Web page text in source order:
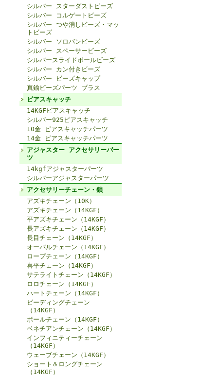
シルバー スターダストビーズ
シルバー コルゲートビーズ
シルバー つや消しビーズ・マッ
トビーズ
シルバー ソロバンビーズ
シルバー スペーサービーズ
シルバースライドボールビーズ
シルバー カン付きビーズ
シルバー ビーズキャップ
真鍮ビーズパーツ ブラス
ピアスキャッチ
14KGFピアスキャッチ
シルバー925ピアスキャッチ
10金 ピアスキャッチパーツ
14金 ピアスキャッチパーツ
アジャスター アクセサリーパー
ツ
14kgfアジャスターパーツ
シルバーアジャスターパーツ
アクセサリーチェーン・鎖
アズキチェーン（10K）
アズキチェーン（14KGF）
平アズキチェーン（14KGF）
長アズキチェーン（14KGF）
長目チェーン（14KGF）
オーバルチェーン（14KGF）
ロープチェーン（14KGF）
喜平チェーン（14KGF）
サテライトチェーン（14KGF）
ロロチェーン（14KGF）
ハートチェーン（14KGF）
ビーディングチェーン
（14KGF）
ボールチェーン（14KGF）
ベネチアンチェーン（14KGF）
インフィニティーチェーン
（14KGF）
ウェーブチェーン（14KGF）
ショート＆ロングチェーン
（14KGF）